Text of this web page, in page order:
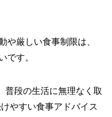
や厳しい食事制限は、
です。
普段の生活に無理なく取
やすい食事アドバイス